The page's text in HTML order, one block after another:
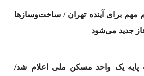
مهم برای آینده تهران / ساخت‌وسازها
جدید می‌شود
پایه یک واحد مسکن ملی اعلام شد/